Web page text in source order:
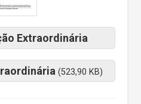
Extraordinária
(523,90 KB)